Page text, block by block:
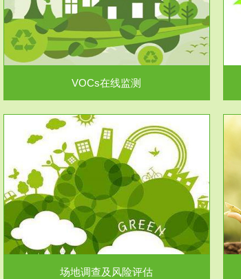
VOCs在线监测
集团/企业级VOCs综合管控
进行VOCs管控，首先就要找到排放的源头，并
监测估算出排放量。企业...
场地调查及风险评估
服务范围
土壤修复